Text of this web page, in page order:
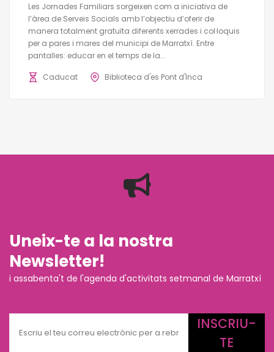
Les Jornades Familiars sorgeixen com a iniciativa de
l’àrea de Serveis Socials amb l’objectiu d’oferir de
manera totalment gratuïta diferents xerrades i col·loquis
per a pares i mares del municipi de Marratxí. Entre
pantalles: educar en el temps de la...
Caducat Biblioteca d'es Pont d'Inca
Uneix-te a la nostra
Newsletter!
i assabenta't de l'agenda d'activitats setmanal de Marratxí
INSCRIU-
TE